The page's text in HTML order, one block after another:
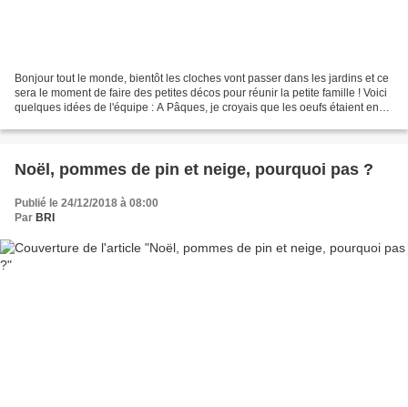
Bonjour tout le monde, bientôt les cloches vont passer dans les jardins et ce
sera le moment de faire des petites décos pour réunir la petite famille ! Voici
quelques idées de l'équipe : A Pâques, je croyais que les oeufs étaient en
Noël, pommes de pin et neige, pourquoi pas ?
Publié le 24/12/2018 à 08:00
Par BRI